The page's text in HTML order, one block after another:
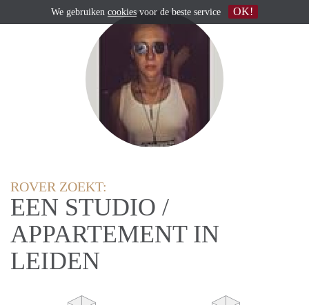
ROVER ZOEKT:
EEN STUDIO /
APPARTEMENT IN
LEIDEN
We gebruiken cookies voor de beste service OK!